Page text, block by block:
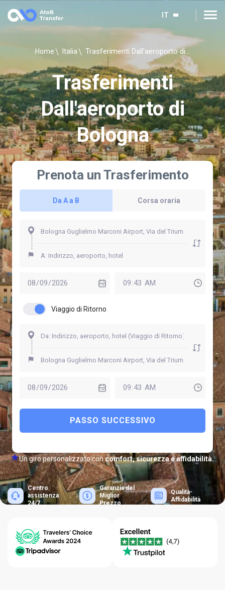
IT
Home Italia Trasferimenti Dall'aeroporto di Bologna
Trasferimenti
Dall'aeroporto di
Bologna
Prenota un Trasferimento
Da A a B Corsa oraria
Viaggio di Ritorno
PASSO SUCCESSIVO
Un giro personalizzato con comfort, sicurezza e affidabilità.
Centro
assistenza
24/7
Garanzia del
Miglior
Prezzo
Qualità-
Affidabilità